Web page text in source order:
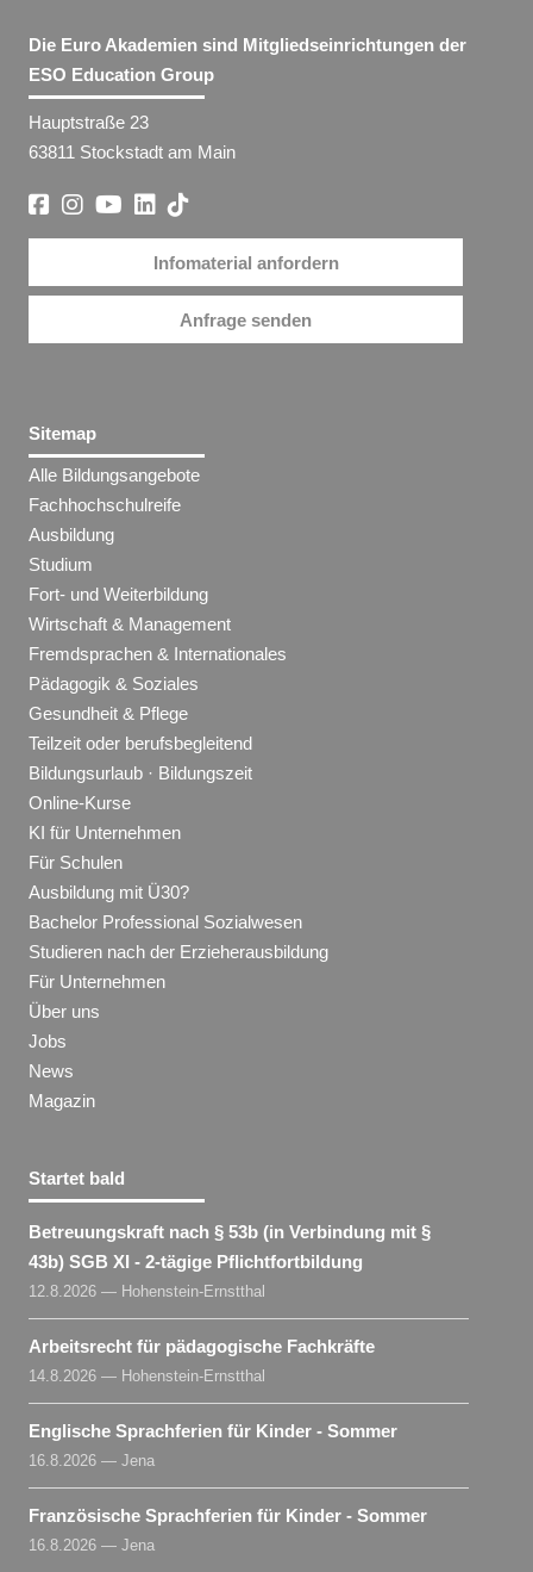
Die Euro Akademien sind Mitgliedseinrichtungen der
ESO Education Group
Hauptstraße 23
63811 Stockstadt am Main
Infomaterial anfordern
Anfrage senden
Sitemap
Alle Bildungsangebote
Fachhochschulreife
Ausbildung
Studium
Fort- und Weiterbildung
Wirtschaft & Management
Fremdsprachen & Internationales
Pädagogik & Soziales
Gesundheit & Pflege
Teilzeit oder berufsbegleitend
Bildungsurlaub · Bildungszeit
Online-Kurse
KI für Unternehmen
Für Schulen
Ausbildung mit Ü30?
Bachelor Professional Sozialwesen
Studieren nach der Erzieherausbildung
Für Unternehmen
Über uns
Jobs
News
Magazin
Startet bald
Betreuungskraft nach § 53b (in Verbindung mit §
43b) SGB XI - 2-tägige Pflichtfortbildung
12.8.2026 — Hohenstein-Ernstthal
Arbeitsrecht für pädagogische Fachkräfte
14.8.2026 — Hohenstein-Ernstthal
Englische Sprachferien für Kinder - Sommer
16.8.2026 — Jena
Französische Sprachferien für Kinder - Sommer
16.8.2026 — Jena